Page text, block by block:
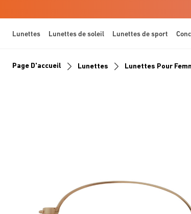
Lunettes Lunettes de soleil Lunettes de sport
Page D'accueil Lunettes Lunettes Pour